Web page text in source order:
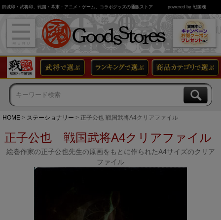
御城印・武将印、戦国・幕末・アニメ・ゲーム、コラボグッズの通販ストア powered by 戦国魂
HOME ステーショナリー 正子公也 戦国武将A4クリアファイル
正子公也 戦国武将A4クリアファイル
絵巻作家の正子公也先生の原画をもとに作られたA4サイズのクリア
ファイル